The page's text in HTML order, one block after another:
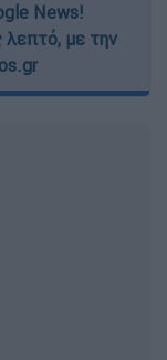
News!
λεπτό, με την